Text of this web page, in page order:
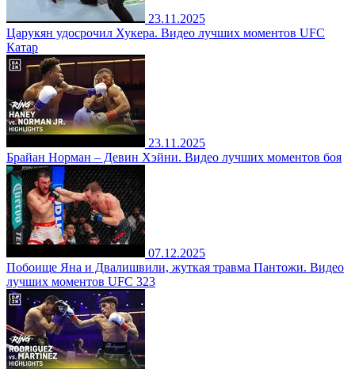
23.11.2025
Царукян удосрочил Хукера. Видео лучших моментов UFC
Катар
23.11.2025
Брайан Норман – Девин Хэйни. Видео лучших моментов боя
07.12.2025
Побоище Яна и Двалишвили, жуткая травма Пантожи. Видео
лучших моментов UFC 323